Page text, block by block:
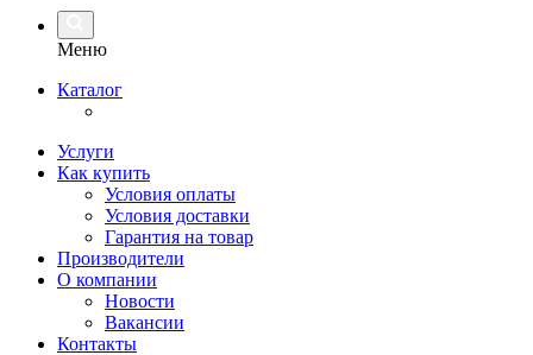
Меню
Каталог
Услуги
Как купить
Условия оплаты
Условия доставки
Гарантия на товар
Производители
О компании
Новости
Вакансии
Контакты